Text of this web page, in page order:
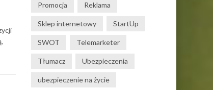
Promocja Reklama
Sklep internetowy StartUp
SWOT Telemarketer
Tłumacz Ubezpieczenia
ubezpieczenie na życie